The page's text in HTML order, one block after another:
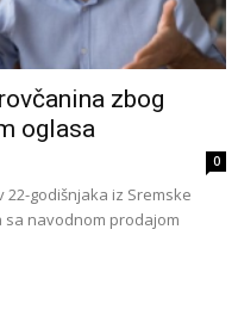
zbog
oglasa
0
godišnjaka iz Sremske
sa navodnom prodajom